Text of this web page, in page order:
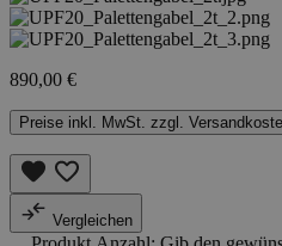
890,00 €
Preise inkl. MwSt. zzgl.
Vergleichen